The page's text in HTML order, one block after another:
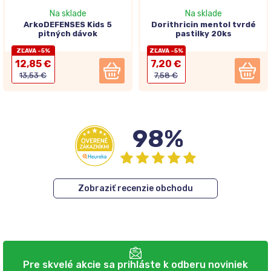
Na sklade
ArkoDEFENSES Kids 5
pitných dávok
ZĽAVA -5%
12,85 €
13,53 €
Na sklade
Dorithricin mentol tvrdé
pastilky 20ks
ZĽAVA -5%
7,20 €
7,58 €
98%
Zobraziť recenzie obchodu
Pre skvelé akcie sa prihláste k odberu noviniek